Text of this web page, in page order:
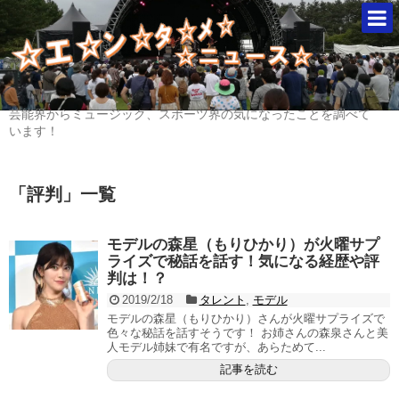
芸能界からミュージック、スポーツ界の気になったことを調べて
います！
「 評判 」 一覧
モデルの森星（もりひかり）が火曜サプ
ライズで秘話を話す！気になる経歴や評
判は！？
2019/2/18 タレント
モデル
モデルの森星（もりひかり）さんが火曜サプライズで
色々な秘話を話すそうです！ お姉さんの森泉さんと美
人モデル姉妹で有名ですが、あらためて...
記事を読む